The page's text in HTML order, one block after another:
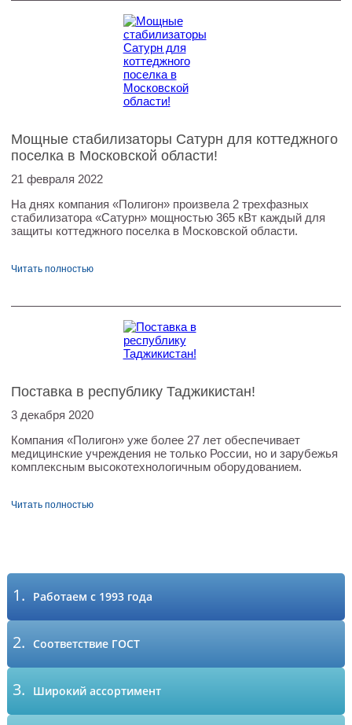
Мощные стабилизаторы Сатурн для коттеджного
поселка в Московской области!
21 февраля 2022
На днях компания «Полигон» произвела 2 трехфазных
стабилизатора «Сатурн» мощностью 365 кВт каждый для
защиты коттеджного поселка в Московской области.
Читать полностью
Поставка в республику Таджикистан!
3 декабря 2020
Компания «Полигон» уже более 27 лет обеспечивает
медицинские учреждения не только России, но и зарубежья
комплексным высокотехнологичным оборудованием.
Читать полностью
1. Работаем с 1993 года
2. Соответствие ГОСТ
3. Широкий ассортимент